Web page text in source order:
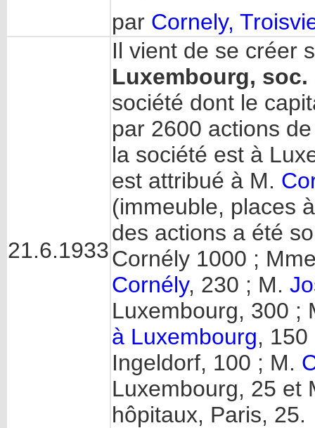
par Cornely,
21.6.1933
Il vient de se créer
Luxembourg,
société dont le
par 2600 actions
la société est à
est attribué à M.
(immeuble, places
des actions a été
Cornély 1000 ;
Cornély, 230 ; M.
Luxembourg, 300 ;
à Luxembourg,
Ingeldorf, 100 ; M.
Luxembourg, 25 et
hôpitaux, Paris, 25.